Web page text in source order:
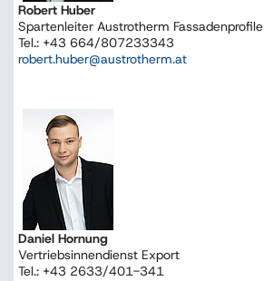
Robert Huber
Spartenleiter Austrotherm Fassadenprofile
Tel.: +43 664/807233343
robert.huber@austrotherm.at
Daniel Hornung
Vertriebsinnendienst Export
Tel.: +43 2633/401-341